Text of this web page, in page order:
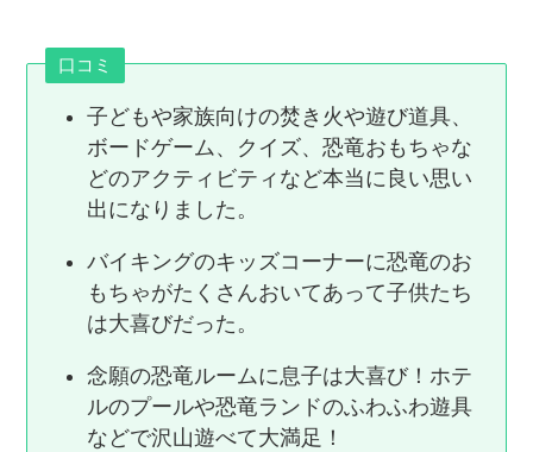
口コミ
子どもや家族向けの焚き火や遊び道具、
ボードゲーム、クイズ、恐竜おもちゃな
どのアクティビティなど本当に良い思い
出になりました。
バイキングのキッズコーナーに恐竜のお
もちゃがたくさんおいてあって子供たち
は大喜びだった。
念願の恐竜ルームに息子は大喜び！ホテ
ルのプールや恐竜ランドのふわふわ遊具
などで沢山遊べて大満足！